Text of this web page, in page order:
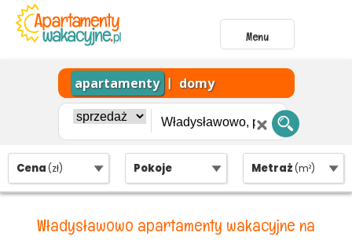
Menu
apartamenty | domy
Cena (zł) Pokoje Metraż (m²)
Władysławowo apartamenty wakacyjne na